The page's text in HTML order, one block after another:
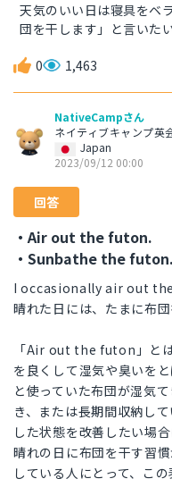
天気のいい日は寝具をベ
団を干します」と言いたい
0 1,463
NativeCampさん
ネイティブキャンプ英
Japan
2023/09/12 00:00
回答
・Air out the futon.
・Sunbathe the futon.
I occasionally air out
晴れた日には、たまに布団
「Air out the futon」と
を良くして湿気や臭いを
と使っていた布団が湿気
き、または長期間収納し
した状態を改善したい場
晴れの日に布団を干す習
している人にとって、こ